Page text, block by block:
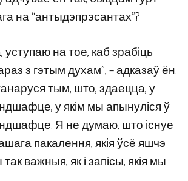
на “антыдэпрэсантах”?
на тое, каб зрабіць
з гэтым духам”, – адказаў ён.
тым, што, здаецца, у
у якім мы апынуліся ў
Я не думаю, што існуе
пакалення, якія ўсё яшчэ
важныя, як і запісы, якія мы